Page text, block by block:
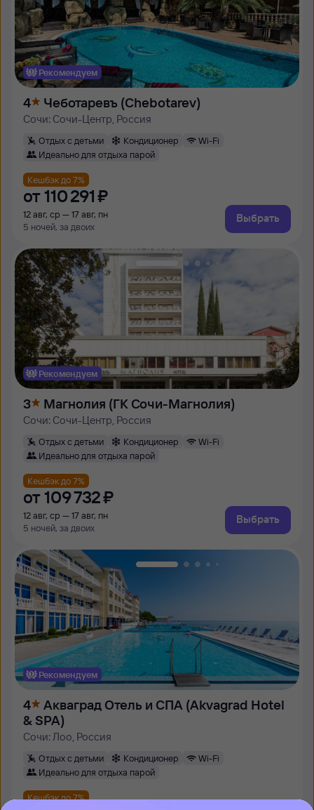
Рекомендуем
4 Чеботаревъ (Chebotarev)
Сочи: Сочи-Центр, Россия
Отдых с детьми Кондиционер
Wi-Fi
Идеально для отдыха парой
Кешбэк до 7%
от 110 ⁠291 ⁠₽
12 авг, ср — 17 авг, пн
5 ночей, за двоих
Выбрать
Рекомендуем
3 Магнолия (ГК Сочи-Магнолия)
Сочи: Сочи-Центр, Россия
Отдых с детьми Кондиционер
Wi-Fi
Идеально для отдыха парой
Кешбэк до 7%
от 109 ⁠732 ⁠₽
12 авг, ср — 17 авг, пн
5 ночей, за двоих
Выбрать
Рекомендуем
4
Акваград Отель и СПА (Akvagrad Hotel
& SPA)
Сочи: Лоо, Россия
Отдых с детьми Кондиционер
Wi-Fi
Идеально для отдыха парой
Кешбэк до 7%